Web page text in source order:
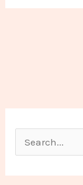
Search for: